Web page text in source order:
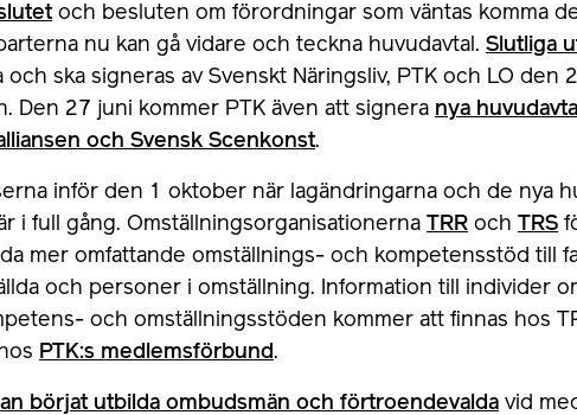
och besluten om förordningar som väntas komma
nu kan gå vidare och teckna huvudavtal. Slutliga
och ska signeras av Svenskt Näringsliv, PTK och LO den
Den 27 juni kommer PTK även att signera nya
och Svensk Scenkonst.
inför den 1 oktober när lagändringarna och de nya
i full gång. Omställningsorganisationerna
TRR och TRS
mer omfattande omställnings- och kompetensstöd till
och personer i omställning. Information till individer
och omställningsstöden kommer att finnas hos
PTK:s medlemsförbund.
börjat utbilda ombudsmän och förtroendevalda vid